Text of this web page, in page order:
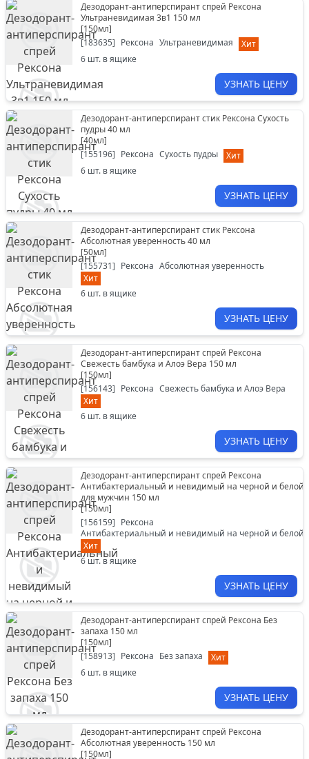
Дезодорант-антиперспирант спрей Рексона
Ультраневидимая 3в1 150 мл
[150мл]
[183635] Рексона Ультраневидимая
Хит
6 шт. в ящике
УЗНАТЬ ЦЕНУ
Дезодорант-антиперспирант стик Рексона Сухость
пудры 40 мл
[40мл]
[155196] Рексона Сухость пудры
Хит
6 шт. в ящике
УЗНАТЬ ЦЕНУ
Дезодорант-антиперспирант стик Рексона
Абсолютная уверенность 40 мл
[50мл]
[155731] Рексона Абсолютная уверенность
Хит
6 шт. в ящике
УЗНАТЬ ЦЕНУ
Дезодорант-антиперспирант спрей Рексона
Свежесть бамбука и Алоэ Вера 150 мл
[150мл]
[156143] Рексона Свежесть бамбука и Алоэ Вера
Хит
6 шт. в ящике
УЗНАТЬ ЦЕНУ
Дезодорант-антиперспирант спрей Рексона
Антибактериальный и невидимый на черной и белой
для мужчин 150 мл
[150мл]
[156159] Рексона
Антибактериальный и невидимый на черной и белой
Хит
6шт. в ящике
УЗНАТЬ ЦЕНУ
Дезодорант-антиперспирант спрей Рексона Без
запаха 150 мл
[150мл]
[158913] Рексона Без запаха
Хит
6 шт. в ящике
УЗНАТЬ ЦЕНУ
Дезодорант-антиперспирант спрей Рексона
Абсолютная уверенность 150 мл
[150мл]